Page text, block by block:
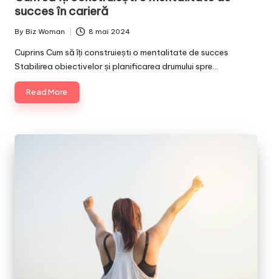
succes în carieră
Posted
by
By Biz Woman 8 mai 2024
Cuprins Cum să îți construiești o mentalitate de succes
Stabilirea obiectivelor și planificarea drumului spre…
Read More